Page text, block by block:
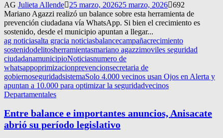
AG Julieta Allende 25 marzo, 202625 marzo, 2026 692
Mariano Agazzi realizó un balance sobre esta herramienta de
prevención ciudadana vía WhatsApp. Si bien el crecimiento es
sostenido, desde el municipio apuntan a llegar...
ag noticiasalta gracia noticiasbalancecampañacrecimiento
sostenidodelitosherramientasmariano agazzimoviles seguridad
ciudadanamunicipioNoticiasnumero de
whatsappoprimizacionprevencionsecretaria de
gobiernoseguridadsistemaSolo 4.000 vecinos usan Ojos en Alerta y
apuntan a 10.000 para optimizar la seguridadvecinos
Departamentales
Entre balance e importantes anuncios, Anisacate
abrió su período legislativo